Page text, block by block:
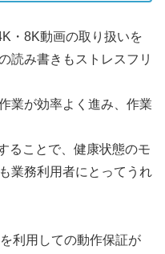
・8K動画の取り扱いを
読み書きもストレスフリ
業が効率よく進み、作業
ることで、健康状態のモ
業務利用者にとってうれ
利用しての動作保証が